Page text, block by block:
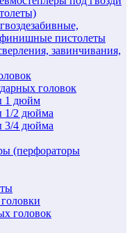
пистолеты
завинчивания,
головок
1 дюйм
1/2 дюйма
3/4 дюйма
(перфораторы
головок